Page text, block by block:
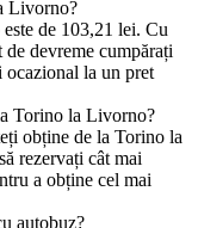
Livorno?
de 103,21 lei. Cu
devreme cumpărați
ocazional la un pret
Torino la Livorno?
obține de la Torino la
rezervați cât mai
a obține cel mai
autobuz?